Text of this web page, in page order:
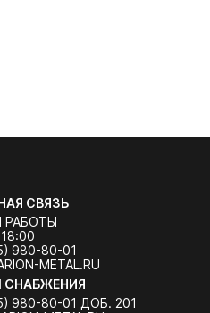
СВЯЗЬ
РАБОТЫ
980-80-01
METAL.RU
СНАБЖЕНИЯ
980-80-01 ДОБ. 201